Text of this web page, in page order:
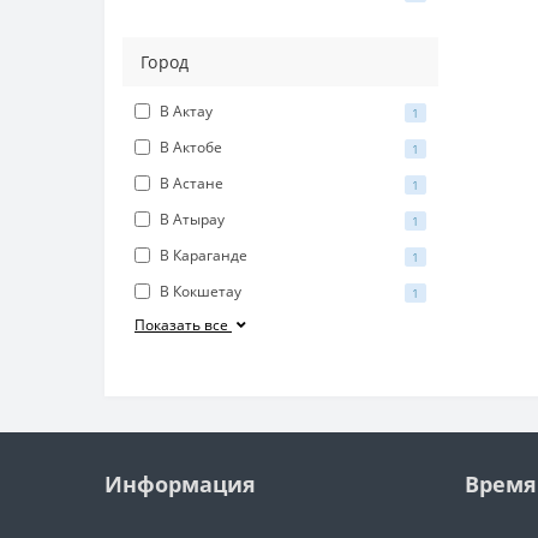
Город
В Актау 1
В Актобе 1
В Астане 1
В Атырау 1
В Караганде 1
В Кокшетау 1
Показать все
Информация